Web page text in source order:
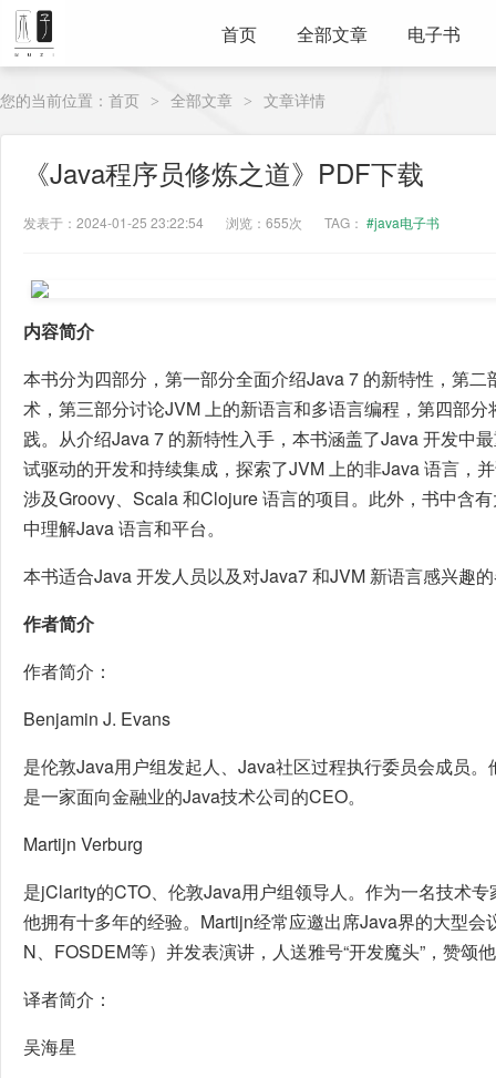
首页 全部文章 电子书
您的当前位置： 首页 > 全部文章 > 文章详情
《Java程序员修炼之道》PDF下载
发表于：2024-01-25 23:22:54 浏览：655次 TAG： #java电子书
内容简介
本书分为四部分，第一部分全面介绍Java 7 的新特性，第
术，第三部分讨论JVM 上的新语言和多语言编程，第四部
践。从介绍Java 7 的新特性入手，本书涵盖了Java 开发中
试驱动的开发和持续集成，探索了JVM 上的非Java 语言，
涉及Groovy、Scala 和Clojure 语言的项目。此外，书中含
中理解Java 语言和平台。
本书适合Java 开发人员以及对Java7 和JVM 新语言感兴趣
作者简介
作者简介：
Benjamin J. Evans
是伦敦Java用户组发起人、Java社区过程执行委员会成员
是一家面向金融业的Java技术公司的CEO。
Martijn Verburg
是jClarity的CTO、伦敦Java用户组领导人。作为一名技术
他拥有十多年的经验。Martijn经常应邀出席Java界的大型
N、FOSDEM等）并发表演讲，人送雅号“开发魔头”，赞颂
译者简介：
吴海星